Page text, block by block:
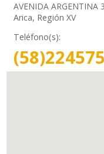
AVENIDA ARGENTINA
Arica, Región XV
Teléfono(s):